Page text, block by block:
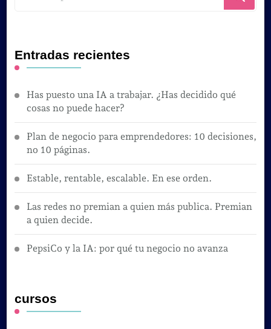
Entradas recientes
Has puesto una IA a trabajar. ¿Has decidido qué
cosas no puede hacer?
Plan de negocio para emprendedores: 10 decisiones,
no 10 páginas.
Estable, rentable, escalable. En ese orden.
Las redes no premian a quien más publica. Premian
a quien decide.
PepsiCo y la IA: por qué tu negocio no avanza
cursos